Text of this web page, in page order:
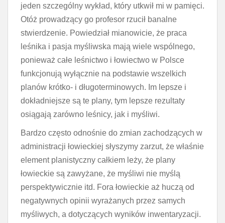
jeden szczególny wykład, który utkwił mi w pamięci.
Otóż prowadzący go profesor rzucił banalne
stwierdzenie. Powiedział mianowicie, że praca
leśnika i pasja myśliwska mają wiele wspólnego,
ponieważ całe leśnictwo i łowiectwo w Polsce
funkcjonują wyłącznie na podstawie wszelkich
planów krótko- i długoterminowych. Im lepsze i
dokładniejsze są te plany, tym lepsze rezultaty
osiągają zarówno leśnicy, jak i myśliwi.
Bardzo często odnośnie do zmian zachodzących w
administracji łowieckiej słyszymy zarzut, że właśnie
element planistyczny całkiem leży, że plany
łowieckie są zawyżane, że myśliwi nie myślą
perspektywicznie itd. Fora łowieckie aż huczą od
negatywnych opinii wyrażanych przez samych
myśliwych, a dotyczących wyników inwentaryzacji.